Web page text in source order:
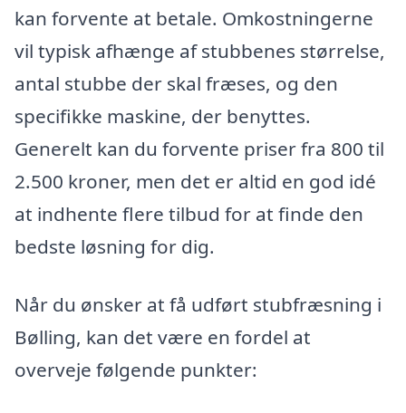
kan forvente at betale. Omkostningerne
vil typisk afhænge af stubbenes størrelse,
antal stubbe der skal fræses, og den
specifikke maskine, der benyttes.
Generelt kan du forvente priser fra 800 til
2.500 kroner, men det er altid en god idé
at indhente flere tilbud for at finde den
bedste løsning for dig.
Når du ønsker at få udført stubfræsning i
Bølling, kan det være en fordel at
overveje følgende punkter: